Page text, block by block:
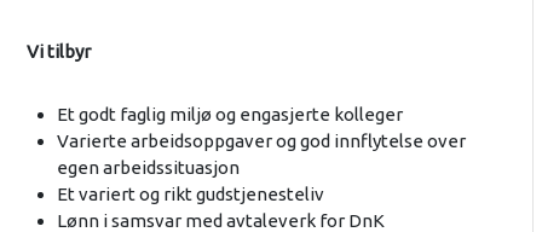
Vi tilbyr
Et godt faglig miljø og engasjerte kolleger
​Varierte arbeidsoppgaver og god innflytelse over
egen arbeidssituasjon
Et variert og rikt gudstjenesteliv
​Lønn i samsvar med avtaleverk for DnK